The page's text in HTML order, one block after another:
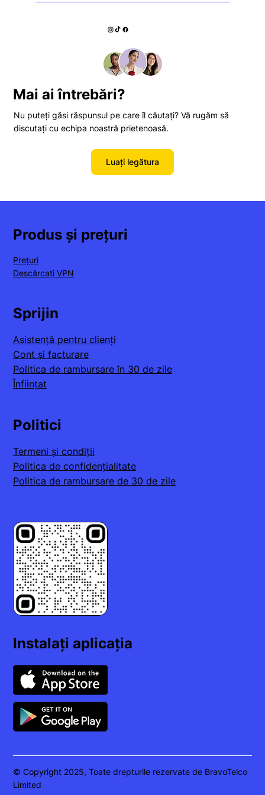
Oferim o garanție de rambursare a banilor de 30
Mai ai întrebări?
Nu puteți găsi răspunsul pe care îl căutați? Vă rugăm să
discutați cu echipa noastră prietenoasă.
Luați legătura
Produs și prețuri
Prețuri
Descărcați VPN
Sprijin
Asistență pentru clienți
Cont și facturare
Politica de rambursare în 30 de zile
Înființat
Politici
Termeni și condiții
Politica de confidențialitate
Politica de rambursare de 30 de zile
Instalați aplicația
© Copyright 2025, Toate drepturile rezervate de BravoTelco
Limited